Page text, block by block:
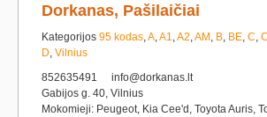
Dorkanas, Pašilaičiai
Kategorijos 95 kodas,A,A1,A2,AM , B, BE, C,
D, Vilnius
852635491
info@dorkanas.lt
Gabijos g. 40, Vilnius
Mokomieji: Peugeot, Kia Cee'd, Toyota Auris,